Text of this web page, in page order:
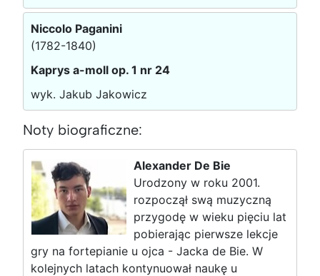
Niccolo Paganini
(1782-1840)
Kaprys a-moll op. 1 nr 24
wyk. Jakub Jakowicz
Noty biograficzne:
Alexander De Bie
Urodzony w roku 2001.
rozpoczął swą muzyczną
przygodę w wieku pięciu lat
pobierając pierwsze lekcje
gry na fortepianie u ojca - Jacka de Bie. W
kolejnych latach kontynuował naukę u